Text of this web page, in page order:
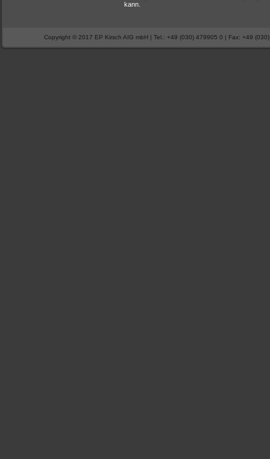
kann.
Copyright © 2017 EP Kirsch AIG mbH | Tel.: +49 (030) 479905 0 | Fax: +49